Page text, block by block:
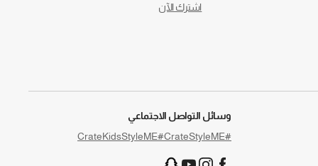
اشترك الآن
وسائل التواصل الاجتماعي
#CrateStyleME
#CrateKidsStyleME